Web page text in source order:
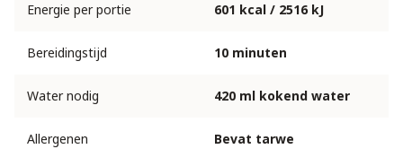
Energie per portie 601 kcal / 2516 kJ
Bereidingstijd 10 minuten
Water nodig 420 ml kokend water
Allergenen Bevat tarwe